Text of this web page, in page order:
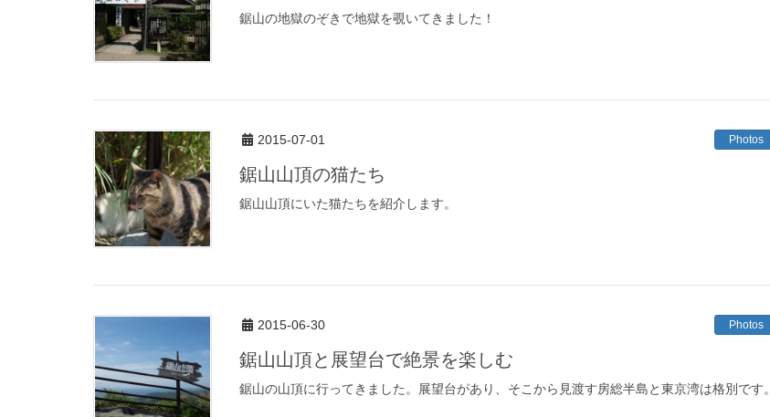
鋸山の地獄のぞきで地獄を覗いてきました！
2015-07-01 Photos
鋸山山頂の猫たち
鋸山山頂にいた猫たちを紹介します。
2015-06-30 Photos
鋸山山頂と展望台で絶景を楽しむ
鋸山の山頂に行ってきました。展望台があり、そこから見渡す房総半島と東京湾は格別です。